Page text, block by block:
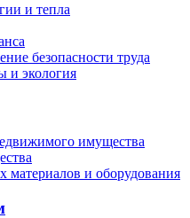
и тепла
безопасности труда
и экология
имущества
материалов и оборудования